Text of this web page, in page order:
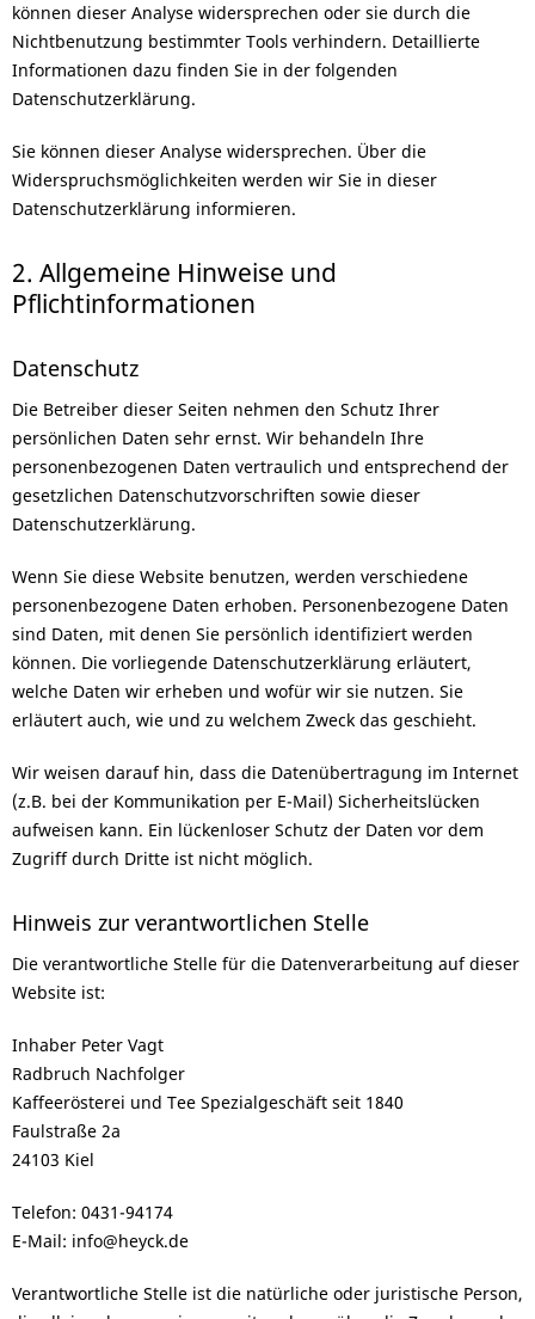
können dieser Analyse widersprechen oder sie durch die
Nichtbenutzung bestimmter Tools verhindern. Detaillierte
Informationen dazu finden Sie in der folgenden
Datenschutzerklärung.
Sie können dieser Analyse widersprechen. Über die
Widerspruchsmöglichkeiten werden wir Sie in dieser
Datenschutzerklärung informieren.
2. Allgemeine Hinweise und
Pflichtinformationen
Datenschutz
Die Betreiber dieser Seiten nehmen den Schutz Ihrer
persönlichen Daten sehr ernst. Wir behandeln Ihre
personenbezogenen Daten vertraulich und entsprechend der
gesetzlichen Datenschutzvorschriften sowie dieser
Datenschutzerklärung.
Wenn Sie diese Website benutzen, werden verschiedene
personenbezogene Daten erhoben. Personenbezogene Daten
sind Daten, mit denen Sie persönlich identifiziert werden
können. Die vorliegende Datenschutzerklärung erläutert,
welche Daten wir erheben und wofür wir sie nutzen. Sie
erläutert auch, wie und zu welchem Zweck das geschieht.
Wir weisen darauf hin, dass die Datenübertragung im Internet
(z.B. bei der Kommunikation per E-Mail) Sicherheitslücken
aufweisen kann. Ein lückenloser Schutz der Daten vor dem
Zugriff durch Dritte ist nicht möglich.
Hinweis zur verantwortlichen Stelle
Die verantwortliche Stelle für die Datenverarbeitung auf dieser
Website ist:
Inhaber Peter Vagt
Radbruch Nachfolger
Kaffeerösterei und Tee Spezialgeschäft seit 1840
Faulstraße 2a
24103 Kiel
Telefon: 0431-94174
E-Mail: info@heyck.de
Verantwortliche Stelle ist die natürliche oder juristische Person,